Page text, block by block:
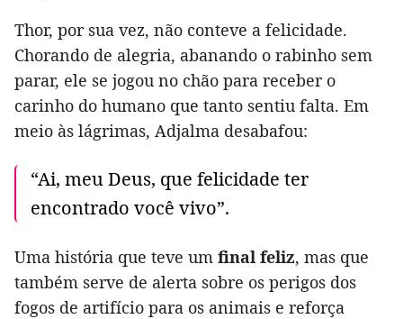
Thor, por sua vez, não conteve a felicidade.
Chorando de alegria, abanando o rabinho sem
parar, ele se jogou no chão para receber o
carinho do humano que tanto sentiu falta. Em
meio às lágrimas, Adjalma desabafou:
“Ai, meu Deus, que felicidade ter
encontrado você vivo”.
Uma história que teve um final feliz, mas que
também serve de alerta sobre os perigos dos
fogos de artifício para os animais e reforça